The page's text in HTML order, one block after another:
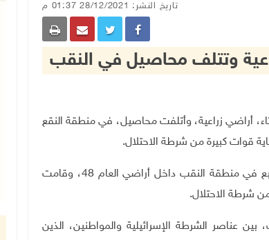
تاريخ النشر: 28/12/2021 01:37 م
وتتلف محاصيل في النقب
الثلاثاء، أراضي زراعية، وأتلفت محاصيل، في منطقة النقع
داهمت السلطات الإسرائيلية منطقة النقع الواقعة شرق تل السبع في منطقة النقب داخل أراضي العام 48، وقامت
شرطة الاحتلال.
عناصر الشرطة الإسرائيلية والمواطنين، الذين